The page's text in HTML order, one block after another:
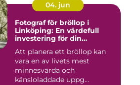
04. jun
Fotograf för bröllop i
Linköping: En värdefull
investering för din
Att planera ett bröllop kan
vara en av livets mest
minnesvärda och
känsloladdade uppg...